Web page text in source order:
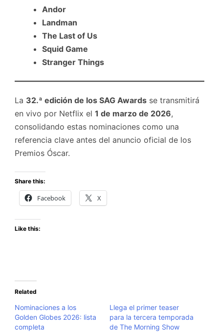
Andor
Landman
The Last of Us
Squid Game
Stranger Things
La 32.ª edición de los SAG Awards se transmitirá
en vivo por Netflix el 1 de marzo de 2026,
consolidando estas nominaciones como una
referencia clave antes del anuncio oficial de los
Premios Óscar.
Share this:
Facebook X
Like this:
Related
Nominaciones a los
Golden Globes 2026: lista
completa
Llega el primer teaser
para la tercera temporada
de The Morning Show